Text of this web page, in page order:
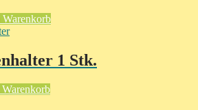
Warenkorb
1 Stk.